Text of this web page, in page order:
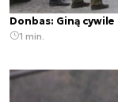
Donbas: Giną
1 min.